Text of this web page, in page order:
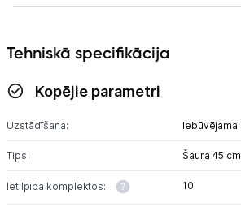
Mikroviļņu krāsnis
Mazā tehnika
Kafijas pagatavošana
Tehniskā specifikācija
Kopējie parametri
Uzstādīšana: Iebūvējama
Tips: Šaura 45 cm
Ietilpība komplektos: 10